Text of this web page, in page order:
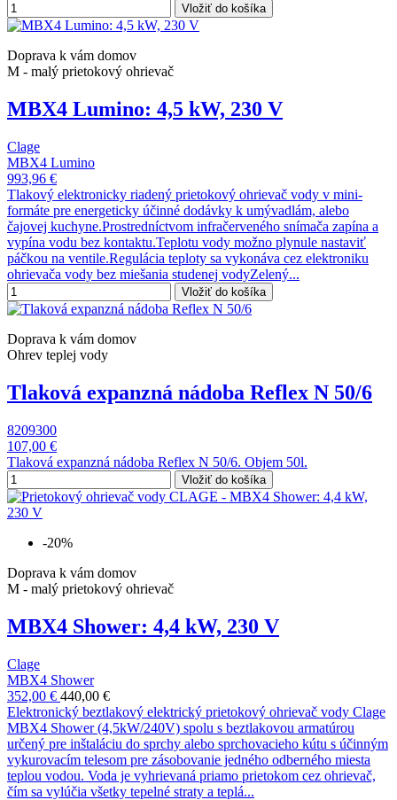
Vložiť do košíka
Doprava k vám domov
M - malý prietokový ohrievač
MBX4 Lumino: 4,5 kW, 230 V
Clage
MBX4 Lumino
993,96 €
Tlakový elektronicky riadený prietokový ohrievač vody v mini-
formáte pre energeticky účinné dodávky k umývadlám, alebo
čajovej kuchyne.Prostredníctvom infračerveného snímača zapína a
vypína vodu bez kontaktu.Teplotu vody možno plynule nastaviť
páčkou na ventile.Regulácia teploty sa vykonáva cez elektroniku
ohrievača vody bez miešania studenej vodyZelený...
Vložiť do košíka
Doprava k vám domov
Ohrev teplej vody
Tlaková expanzná nádoba Reflex N 50/6
8209300
107,00 €
Tlaková expanzná nádoba Reflex N 50/6. Objem 50l.
Vložiť do košíka
-20%
Doprava k vám domov
M - malý prietokový ohrievač
MBX4 Shower: 4,4 kW, 230 V
Clage
MBX4 Shower
352,00 € 440,00 €
Elektronický beztlakový elektrický prietokový ohrievač vody Clage
MBX4 Shower (4,5kW/240V) spolu s beztlakovou armatúrou
určený pre inštaláciu do sprchy alebo sprchovacieho kútu s účinným
vykurovacím telesom pre zásobovanie jedného odberného miesta
teplou vodou. Voda je vyhrievaná priamo prietokom cez ohrievač,
čím sa vylúčia všetky tepelné straty a teplá...